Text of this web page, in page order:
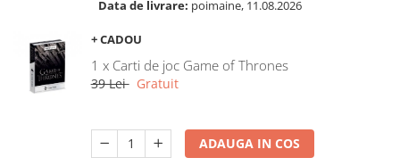
Data de livrare: poimaine, 11.08.2026
+ CADOU
1 x Carti de joc Game of Thrones
39 LeiGratuit
ADAUGA IN COS